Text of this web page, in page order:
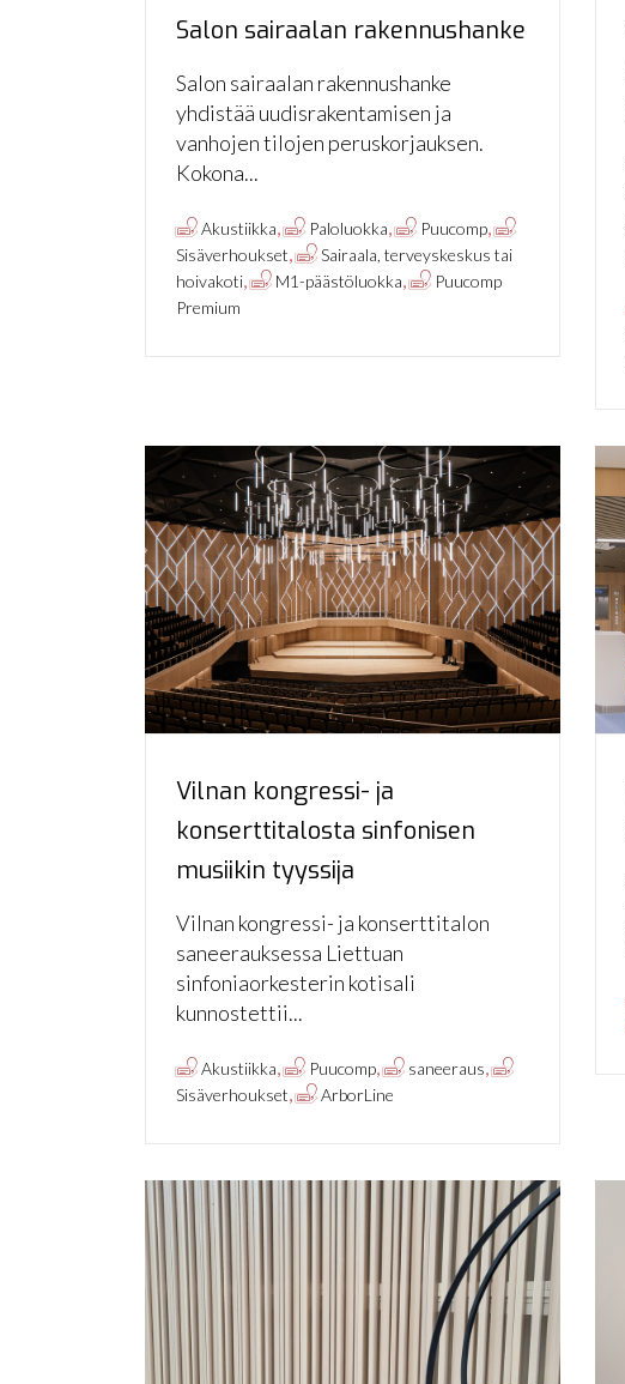
Salon sairaalan rakennushanke
Salon sairaalan rakennushanke
yhdistää uudisrakentamisen ja
vanhojen tilojen peruskorjauksen.
Kokona...
Akustiikka, Paloluokka, Puucomp,
Sisäverhoukset,
Sairaala, terveyskeskus tai
hoivakoti, M1-päästöluokka,
Puucomp
Premium
Vilnan kongressi- ja
konserttitalosta sinfonisen
musiikin tyyssija
Vilnan kongressi- ja konserttitalon
saneerauksessa Liettuan
sinfoniaorkesterin kotisali
kunnostettii...
Akustiikka, Puucomp, saneeraus,
Sisäverhoukset, ArborLine